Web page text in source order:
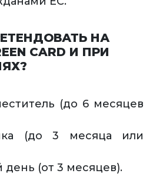
НА
CARD И ПРИ
(до 6 месяцев
(до 3 месяца или
(от 3 месяцев).